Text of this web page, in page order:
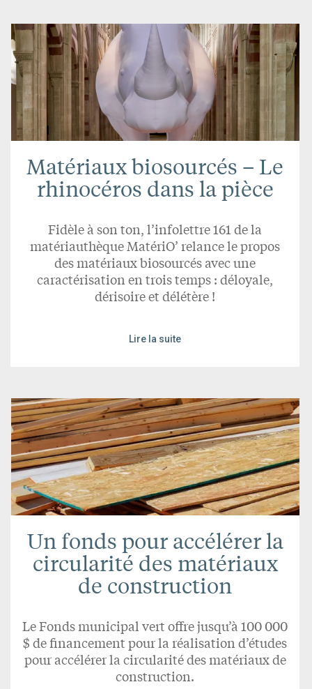
Matériaux biosourcés – Le
rhinocéros dans la pièce
Fidèle à son ton, l’infolettre 161 de la
matériauthèque MatériO’ relance le propos
des matériaux biosourcés avec une
caractérisation en trois temps : déloyale,
dérisoire et délétère !
Lire la suite
Un fonds pour accélérer la
circularité des matériaux
de construction
Le Fonds municipal vert offre jusqu’à 100 000
$ de financement pour la réalisation d’études
pour accélérer la circularité des matériaux de
construction.